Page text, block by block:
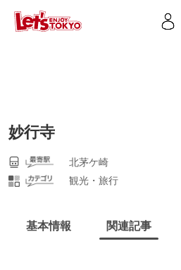
妙行寺
北茅ケ崎
観光・旅行
基本情報 関連記事